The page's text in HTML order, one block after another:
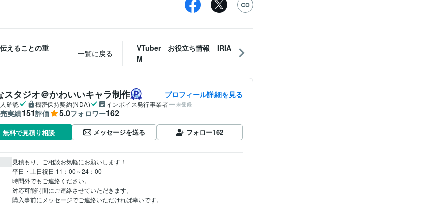
えることの重
一覧に戻る
VTuber お役立ち情報 IRIA
M
スタジオ＠かわいいキャラ制作 プロフィール詳細を見る
確認 機密保持契約(NDA) インボイス発行事業者 未登録
実績151評価 5.0フォロワー162
無料で見積り相談 メッセージを送る フォロー162
見積もり、ご相談お気軽にお願いします！
平日・土日祝日 11：00～24：00
時間外でもご連絡ください。
対応可能時間にご連絡させていただきます。
購入事前にメッセージでご連絡いただければ幸いです。